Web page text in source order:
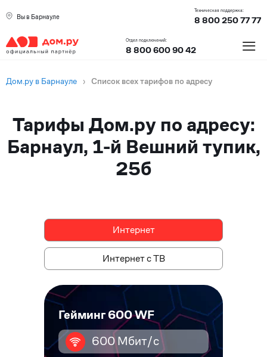
Вы в Барнауле
Техническая поддержка:
8 800 250 77 77
Отдел подключений:
8 800 600 90 42 ≡
Дом.ру в Барнауле › Список всех тарифов по адресу
Тарифы Дом.ру по адресу:
Барнаул, 1-й Вешний тупик,
25б
Интернет
Интернет
Интернет с ТВ
Гейминг 600 WF
600 Мбит/с